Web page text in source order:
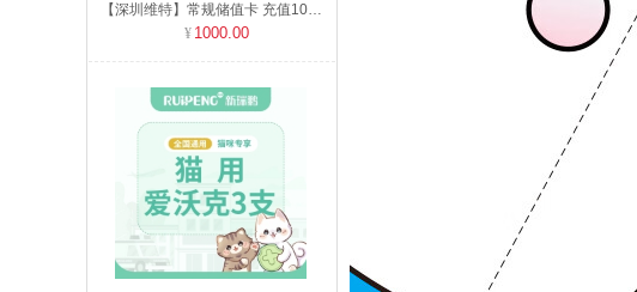
【深圳维特】常规储值卡 充值1000元送60元
1000.00